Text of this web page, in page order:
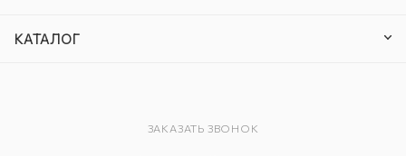
КАТАЛОГ
ЗАКАЗАТЬ ЗВОНОК